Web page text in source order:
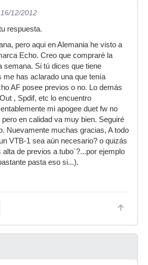
12/2012
respuesta.
pero aqui en Alemania he visto a
Echo. Creo que compraré la
semana. Si tú dices que tiene
me has aclarado una que tenía
AF posee previos o no. Lo demás
, Spdif, etc lo encuentro
mi apogee duet fw no
en calidad va muy bien. Seguiré
Nuevamente muchas gracias, A todo
VTB-1 sea aún necesario? o quizás
de previos a tubo`?...por ejemplo
pasta eso si...).